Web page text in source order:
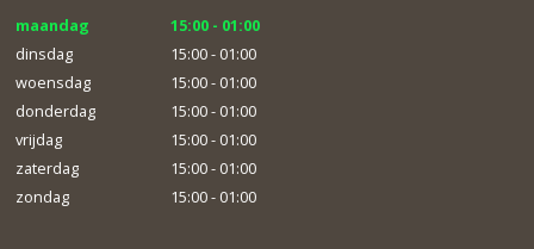
maandag
15:00 - 01:00
dinsdag
15:00 - 01:00
woensdag
15:00 - 01:00
donderdag
15:00 - 01:00
vrijdag
15:00 - 01:00
zaterdag
15:00 - 01:00
zondag
15:00 - 01:00